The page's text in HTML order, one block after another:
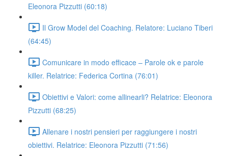
Eleonora Pizzutti (60:18)
Il Grow Model del Coaching. Relatore: Luciano Tiberi
(64:45)
Comunicare in modo efficace – Parole ok e parole
killer. Relatrice: Federica Cortina (76:01)
Obiettivi e Valori: come allinearli? Relatrice: Eleonora
Pizzutti (68:25)
Allenare i nostri pensieri per raggiungere i nostri
obiettivi. Relatrice: Eleonora Pizzutti (71:56)